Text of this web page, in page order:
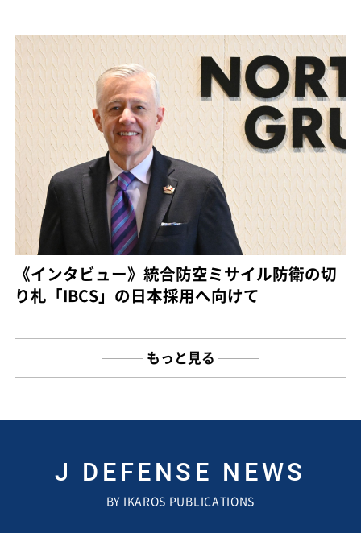
《インタビュー》統合防空ミサイル防衛の切
り札「IBCS」の日本採用へ向けて
もっと見る
J DEFENSE NEWS
BY IKAROS PUBLICATIONS